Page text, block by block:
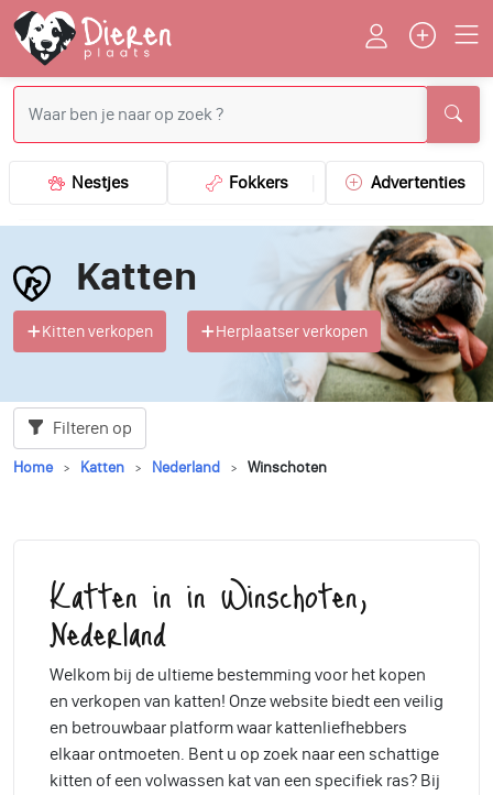
Nestjes Fokkers Advertenties
Katten
Kitten verkopen Herplaatser verkopen
Filteren op
Home Katten Nederland Winschoten
Katten in in Winschoten,
Nederland
Welkom bij de ultieme bestemming voor het kopen
en verkopen van katten! Onze website biedt een veilig
en betrouwbaar platform waar kattenliefhebbers
elkaar ontmoeten. Bent u op zoek naar een schattige
kitten of een volwassen kat van een specifiek ras? Bij